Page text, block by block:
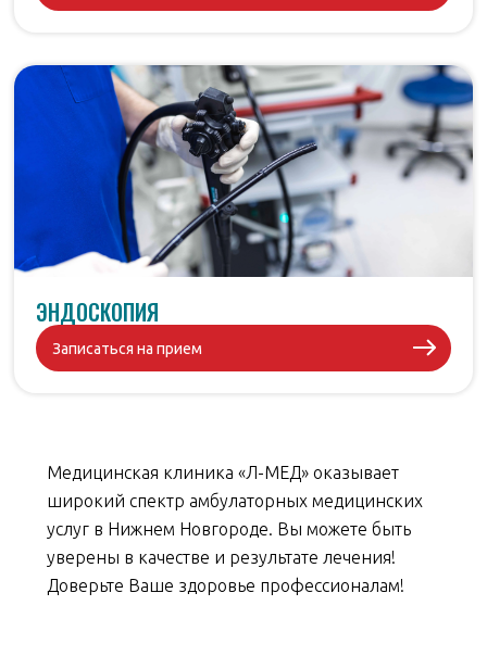
ЭНДОСКОПИЯ
Записаться на прием
Медицинская клиника «Л-МЕД» оказывает
широкий спектр амбулаторных медицинских
услуг в Нижнем Новгороде. Вы можете быть
уверены в качестве и результате лечения!
Доверьте Ваше здоровье профессионалам!